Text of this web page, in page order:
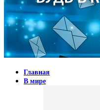
Главная
В мире